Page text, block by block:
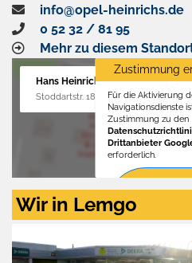
info@opel-heinrichs.de
0 52 32 / 81 95
Mehr zu diesem
Hans Heinrichs GmbH
Stoddartstr. 18, 32758 Detmold
Zustimmung
Für die Aktivierung
Navigationsdienste
Zustimmung zu den
Drittanbieter
erforderlich.
Wir in Lemgo